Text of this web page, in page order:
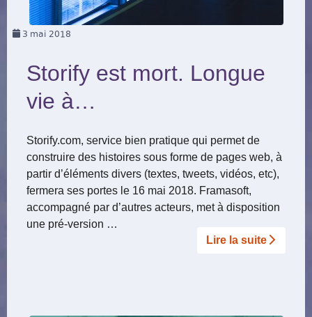
3 mai 2018
Storify est mort. Longue
vie à…
Storify.com, service bien pratique qui permet de
construire des histoires sous forme de pages web, à
partir d’éléments divers (textes, tweets, vidéos, etc),
fermera ses portes le 16 mai 2018. Framasoft,
accompagné par d’autres acteurs, met à disposition
une pré-version …
Lire la suite­­